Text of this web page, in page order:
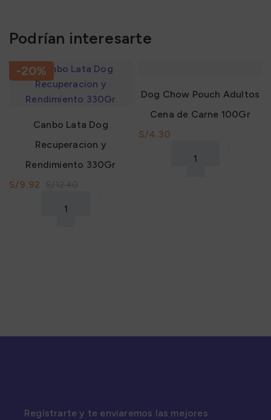
Podrían interesarte
-20%
Canbo Lata Dog
Recuperacion y
Rendimiento 330Gr
S/9.92
Dog Chow Pouch Adultos
Cena de Carne 100Gr
S/
Regístrarte y te enviaremos las mejores